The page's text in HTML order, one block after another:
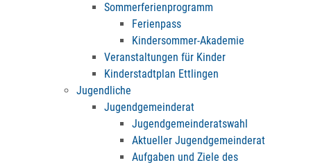
Sommerferienprogramm
Ferienpass
Kindersommer-Akademie
Veranstaltungen für Kinder
Kinderstadtplan Ettlingen
Jugendliche
Jugendgemeinderat
Jugendgemeinderatswahl
Aktueller Jugendgemeinderat
Aufgaben und Ziele des